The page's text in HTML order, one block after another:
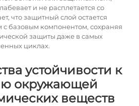
и не расплетается со
что защитный слой остается
с базовым компонентом, сохраняя
защиты даже в самых
циклах.
устойчивости к
окружающей
веществ